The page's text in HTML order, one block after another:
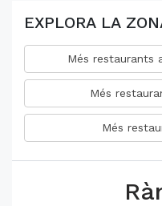
EXPLORA LA
Més restaurants
Més
Més